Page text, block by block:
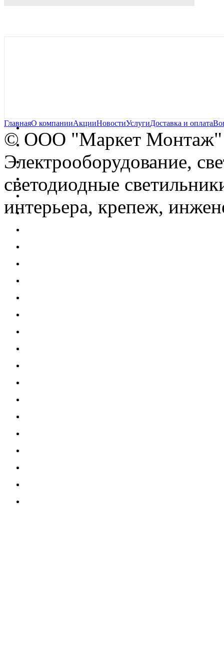
ГлавнаяО компанииАкцииНовостиУслугиДоставка и оплата
© OOO "Маркет Монтаж"
Электрооборудование,
светодиодные
интерьера, крепеж,